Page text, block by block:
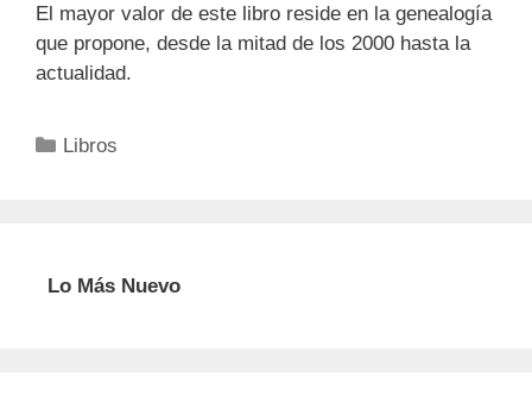
El mayor valor de este libro reside en la genealogía
que propone, desde la mitad de los 2000 hasta la
actualidad.
Categorías
Libros
Lo Más Nuevo